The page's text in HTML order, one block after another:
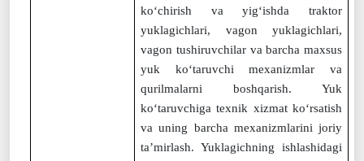
ko‘chirish va yig‘ishda traktor
yuklagichlari, vagon yuklagichlari,
vagon tushiruvchilar va barcha maxsus
yuk ko‘taruvchi mexanizmlar va
qurilmalarni boshqarish. Yuk
ko‘taruvchiga texnik xizmat ko‘rsatish
va uning barcha mexanizmlarini joriy
ta’mirlash. Yuklagichning ishlashidagi